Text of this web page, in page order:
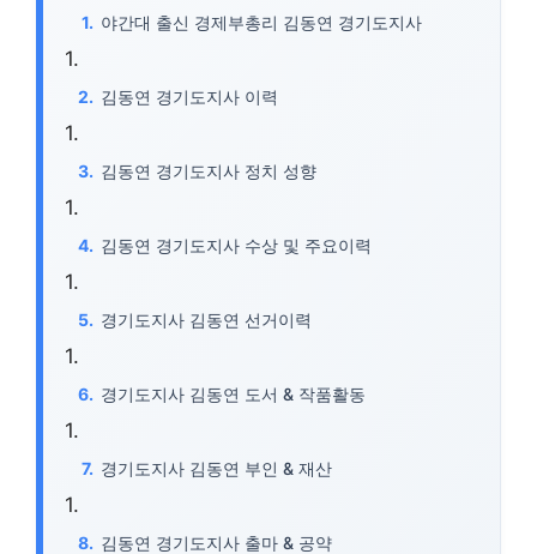
야간대 출신 경제부총리 김동연 경기도지사
김동연 경기도지사 이력
김동연 경기도지사 정치 성향
김동연 경기도지사 수상 및 주요이력
경기도지사 김동연 선거이력
경기도지사 김동연 도서 & 작품활동
경기도지사 김동연 부인 & 재산
김동연 경기도지사 출마 & 공약